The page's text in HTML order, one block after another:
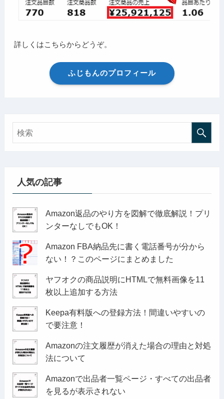
詳しくはこちらからどうぞ。
ふじもんのプロフィール
人気の記事
Amazon返品のやり方を図解で徹底解説！プリ
ンターなしでもOK！
Amazon FBA納品先に書く電話番号が分から
ない！？このページにまとめました
ヤフオクの商品説明にHTMLで無料画像を11
枚以上追加する方法
Keepa有料版への登録方法！間違いやすいの
で要注意！
Amazonの注文履歴が消えた場合の理由と対処
法について
Amazonで出品者一覧ページ・すべての出品者
を見るが表示されない